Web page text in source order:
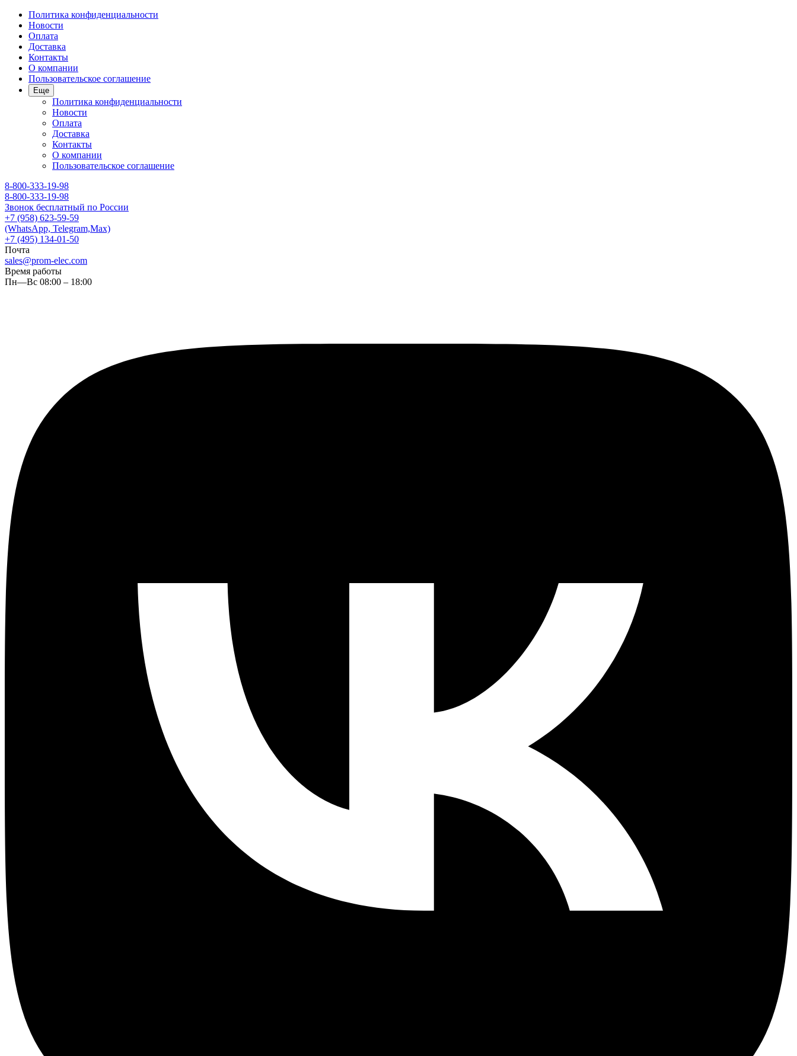
Политика конфиденциальности
Новости
Оплата
Доставка
Контакты
О компании
Пользовательское соглашение
Еще
Политика конфиденциальности
Новости
Оплата
Доставка
Контакты
О компании
Пользовательское соглашение
8-800-333-19-98
8-800-333-19-98
Звонок бесплатный по России
+7 (958) 623-59-59
(WhatsApp, Telegram,Max)
+7 (495) 134-01-50
Почта
sales@prom-elec.com
Время работы
Пн—Вс 08:00 – 18:00